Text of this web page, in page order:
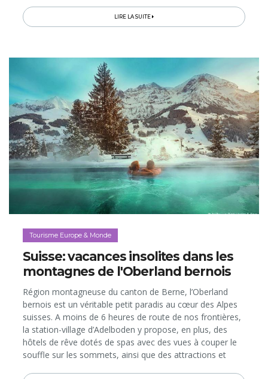
belges le 30 janvier 2019, et même si la plupart des
scènes ont été tournées au Maroc, «Continuer» nous
régulièrement nommé dans le top 10 des destinations à
visiter. Voici donc nos bons plans pour voyager dans ce
pays dont on parle peu et, pourquoi pas, y faire une
randonnée à cheval… «comme» dans le film!
LIRE LA SUITE
Tourisme Europe & Monde
Suisse: vacances insolites dans les
montagnes de l'Oberland bernois
Région montagneuse du canton de Berne, l’Oberland
bernois est un véritable petit paradis au cœur des Alpes
suisses. A moins de 6 heures de route de nos frontières,
la station-village d’Adelboden y propose, en plus, des
hôtels de rêve dotés de spas avec des vues à couper le
souffle sur les sommets, ainsi que des attractions et